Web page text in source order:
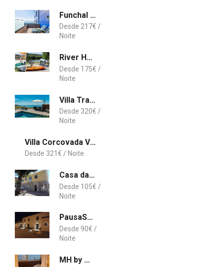
Funchal casino view, luxury apartment, big balcony, free pool, wifi and parking
217€
River House Mill Gerês
175€
Villa Tranquility by OurMadeira
320€
Villa Corcovada Vitória with private pool
321 €
Casa das Carvalhinhas
105€
PausaSTAY - QdM Artists Suites - Rooms
90€
MH by MGM - Premium Sea Views